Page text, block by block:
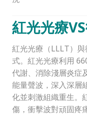
紅光光療VS
紅光光療（LLLT）
式。紅光光療利用
代謝、消除淺層炎症
能量聲波，深入深層
化並刺激組織重生。
傷，衝擊波對頑固疼